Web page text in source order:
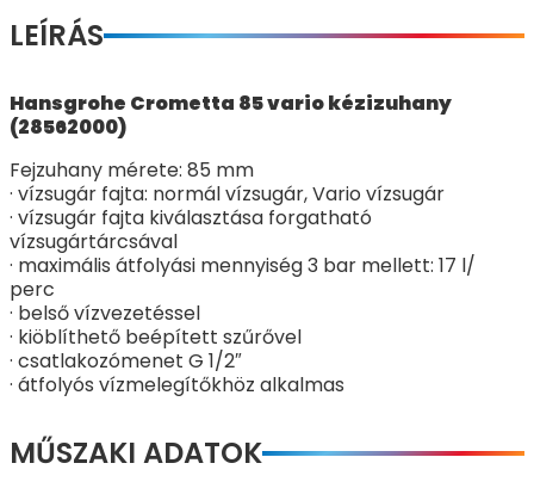
LEÍRÁS
Hansgrohe Crometta 85 vario kézizuhany
(28562000)
Fejzuhany mérete: 85 mm
· vízsugár fajta: normál vízsugár, Vario vízsugár
· vízsugár fajta kiválasztása forgatható
vízsugártárcsával
· maximális átfolyási mennyiség 3 bar mellett: 17 l/
perc
· belső vízvezetéssel
· kiöblíthető beépített szűrővel
· csatlakozómenet G 1/2″
· átfolyós vízmelegítőkhöz alkalmas
MŰSZAKI ADATOK